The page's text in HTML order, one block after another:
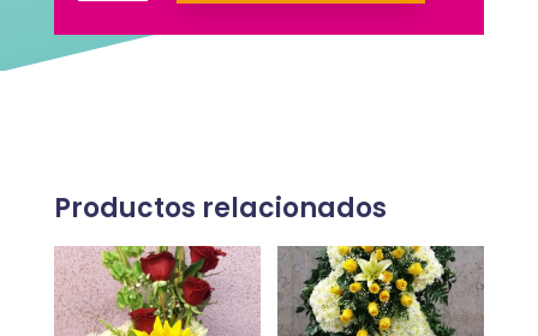
Productos relacionados